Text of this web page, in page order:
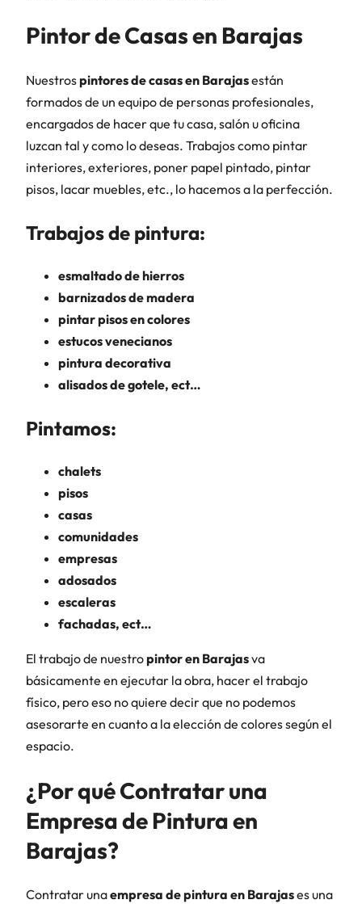
Pintor de Casas en Barajas
Nuestrospintores de casas en Barajasestán
formados de un equipo de personas profesionales,
encargados de hacer que tu casa, salón u oficina
luzcan tal y como lo deseas. Trabajos como pintar
interiores, exteriores, poner papel pintado, pintar
pisos, lacar muebles, etc., lo hacemos a la perfección.
Trabajos de pintura:
esmaltado de hierros
barnizados de madera
pintar pisos en colores
estucos venecianos
pintura decorativa
alisados de gotele, ect…
Pintamos:
chalets
pisos
casas
comunidades
empresas
adosados
escaleras
fachadas, ect…
El trabajo de nuestropintor en Barajasva
básicamente en ejecutar la obra, hacer el trabajo
físico, pero eso no quiere decir que no podemos
asesorarte en cuanto a la elección de colores según el
espacio.
¿Por qué Contratar una
Empresa de Pintura en
Barajas?
Contratar unaempresa de pintura en Barajases una